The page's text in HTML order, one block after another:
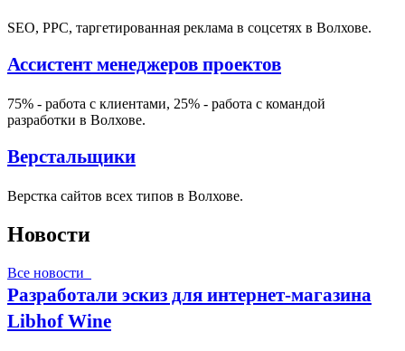
SEO, PPC, таргетированная реклама в соцсетях в Волхове.
Ассистент менеджеров проектов
75% - работа с клиентами, 25% - работа с командой
разработки в Волхове.
Верстальщики
Верстка сайтов всех типов в Волхове.
Новости
Все новости
Разработали эскиз для интернет-магазина
Libhof Wine